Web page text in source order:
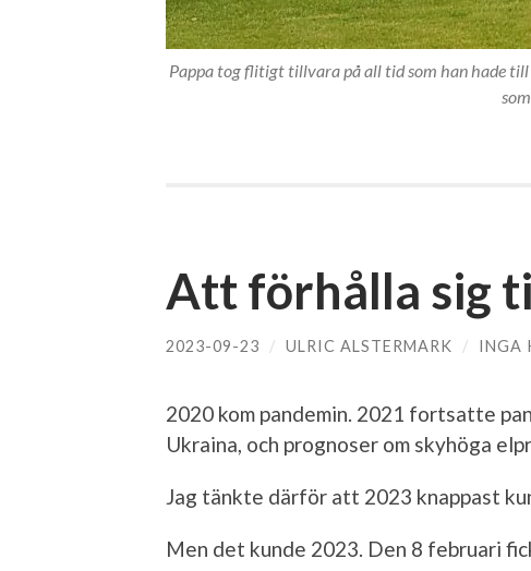
Pappa tog flitigt tillvara på all tid som han hade
Att förhålla sig
2023-09-23 / ULRIC ALSTERMARK / INGA
2020 kom pandemin. 2021 fortsatte
Ukraina, och prognoser om skyhöga
Jag tänkte därför att 2023 knappast
Men det kunde 2023. Den 8 februari